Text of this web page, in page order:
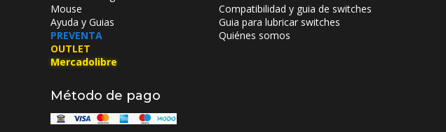
Mouse
Ayuda y Guias
PREVENTA
OUTLET
Mercadolibre
Compatibilidad y guia de switches
Guia para lubricar switches
Quiénes somos
Método de pago